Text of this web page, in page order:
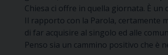
Chiesa ci offre in quella giornata. È
Il rapporto con la Parola, certamente
di far acquisire al singolo ed alle
Penso sia un cammino positivo che è